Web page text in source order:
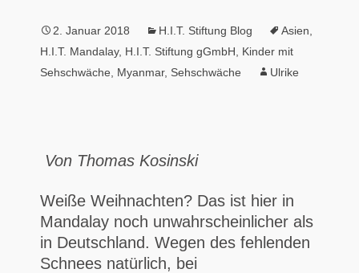
2. Januar 2018 H.I.T. Stiftung Blog Asien
H.I.T. Mandalay, H.I.T. Stiftung gGmbH
Kinder mit
Sehschwäche
Myanmar, Sehschwäche Ulrike
Von Thomas Kosinski
Weiße Weihnachten? Das ist hier in
Mandalay noch unwahrscheinlicher als
in Deutschland. Wegen des fehlenden
Schnees natürlich, bei